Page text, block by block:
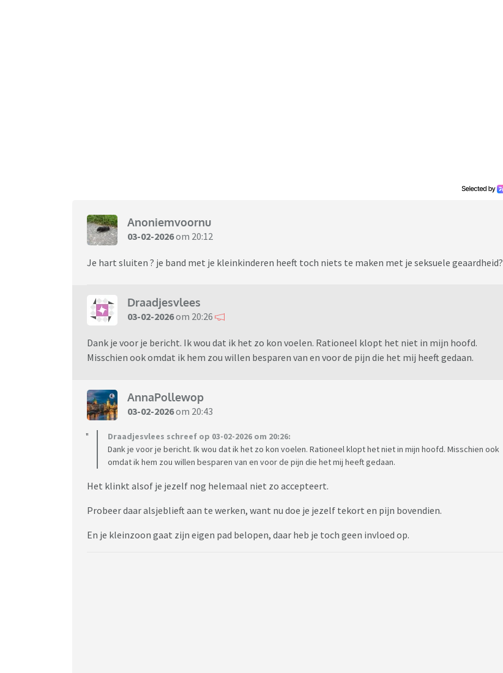
Anoniemvoornu
03-02-2026om 20:12
Je hart sluiten ? je band met je kleinkinderen heeft toch niets te maken met je seksuele geaardheid?
Draadjesvlees
03-02-2026om 20:26
Dank je voor je bericht. Ik wou dat ik het zo kon voelen. Rationeel klopt het niet in mijn hoofd.
Misschien ook omdat ik hem zou willen besparen van en voor de pijn die het mij heeft gedaan.
AnnaPollewop
03-02-2026om 20:43
Draadjesvlees schreef op 03-02-2026 om 20:26:
Dank je voor je bericht. Ik wou dat ik het zo kon voelen. Rationeel klopt het niet in mijn hoofd. Misschien ook
omdat ik hem zou willen besparen van en voor de pijn die het mij heeft gedaan.
Het klinkt alsof je jezelf nog helemaal niet zo accepteert.
Probeer daar alsjeblieft aan te werken, want nu doe je jezelf tekort en pijn bovendien.
En je kleinzoon gaat zijn eigen pad belopen, daar heb je toch geen invloed op.